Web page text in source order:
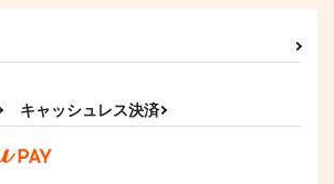
キャッシュレス決済